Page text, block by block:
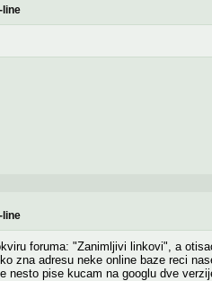
line
line
foruma: "Zanimljivi linkovi", a
zna adresu neke online baze reci
nesto pise kucam na googlu dve